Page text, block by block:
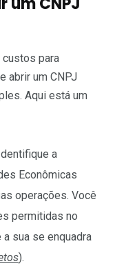
custos para
abrir um CNPJ
Aqui está um
Identifique a
Econômicas
operações. Você
permitidas no
sua se enquadra
).